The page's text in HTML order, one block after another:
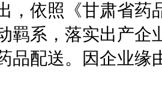
，依照《甘肃省
羁系，落实出产企
品配送。因企业缘